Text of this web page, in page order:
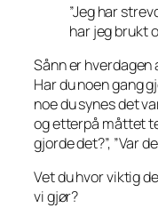
”Jeg har
har jeg brukt
Sånn er hverdagen
Har du noen gang
noe du synes det
og etterpå måttet
gjorde det?”, ”Var
Vet du hvor viktig
vi gjør?